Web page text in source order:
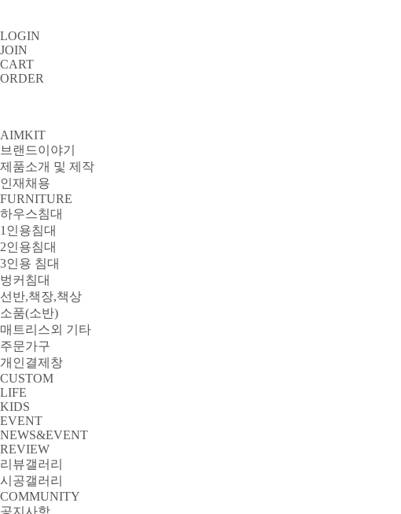
LOGIN
JOIN
CART
ORDER
AIMKIT
브랜드이야기
제품소개 및 제작
인재채용
FURNITURE
하우스침대
1인용침대
2인용침대
3인용 침대
벙커침대
선반,책장,책상
소품(소반)
매트리스외 기타
주문가구
개인결제창
CUSTOM
LIFE
KIDS
EVENT
NEWS&EVENT
REVIEW
리뷰갤러리
시공갤러리
COMMUNITY
공지사항